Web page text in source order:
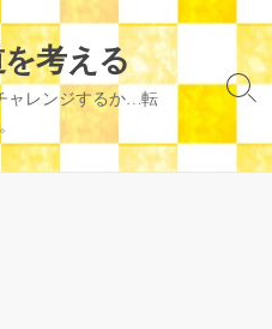
考える
ャレンジするか…転
検
切
り